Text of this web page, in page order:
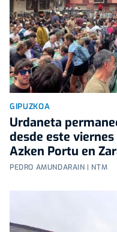
GIPUZKOA
Urdaneta
desde este
Azken Portu en
PEDRO AMUNDARAIN | NTM